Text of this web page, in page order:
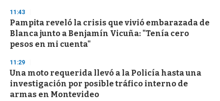
s
e
c
o
n
d
11:43
Pampita reveló la crisis que vivió embarazada de
Blanca junto a Benjamín Vicuña: "Tenía cero
pesos en mi cuenta"
11:29
Una moto requerida llevó a la Policía hasta una
investigación por posible tráfico interno de
armas en Montevideo